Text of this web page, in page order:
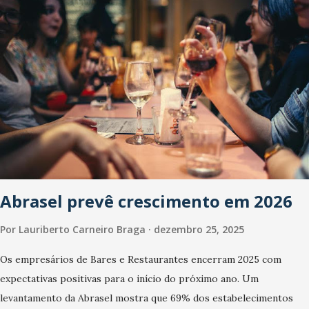
Abrasel prevê crescimento em 2026
Por Lauriberto Carneiro Braga dezembro 25, 2025
Os empresários de Bares e Restaurantes encerram 2025 com
expectativas positivas para o início do próximo ano. Um
levantamento da Abrasel mostra que 69% dos estabelecimentos